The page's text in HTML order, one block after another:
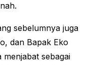
sebelumnya juga
dan Bapak Eko
sebagai